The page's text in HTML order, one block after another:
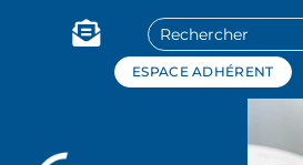
ESPACE ADHÉRENT
Panneau de gestion des cookies